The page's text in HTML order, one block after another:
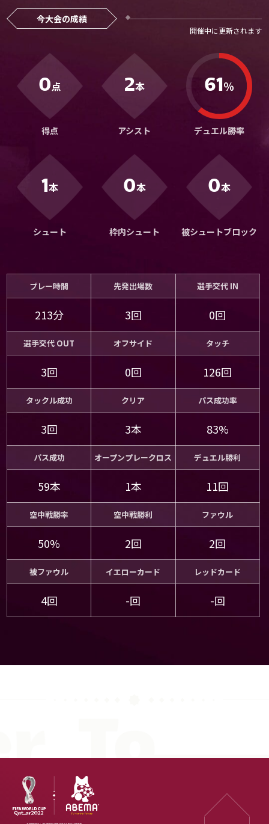
ご利用にあたって
プライバシーポリシー
お問い合わせ
© AbemaTV. Inc. All Rights Reserved.
今大会の成績
0点
得点
2本
アシスト
61％
デュエル勝率
1本
シュート
0本
枠内シュート
0本
被シュートブロック
プレー時間
213分
先発出場数
3回
選手交代 IN
0回
選手交代 OUT
3回
オフサイド
0回
タッチ
126回
タックル成功
3回
クリア
3本
パス成功率
83%
パス成功
59本
オープンプレークロス
1本
デュエル勝利
11回
空中戦勝率
50%
空中戦勝利
2回
ファウル
2回
被ファウル
4回
イエローカード
-回
レッドカード
-回